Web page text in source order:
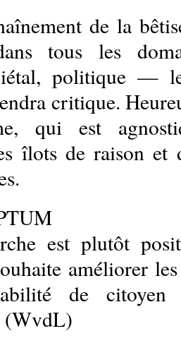
de la
tous les
politique —
critique.
qui est
îlots de raison et
est plutôt
améliorer
de citoyen
(WvdL)